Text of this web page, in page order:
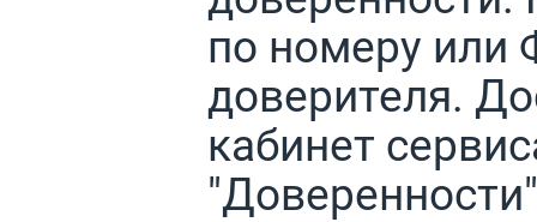
по номеру
доверителя.
кабинет